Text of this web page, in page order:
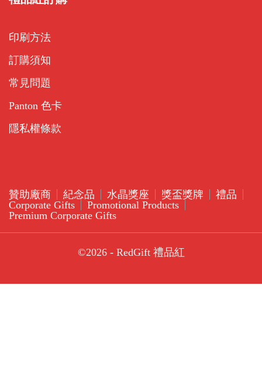
印刷方法
訂購須知
常見問題
Panton 色卡
隱私權條款
贊助廠商 紀念品 水晶獎座 獎盃獎牌
禮品
Corporate Gifts
Promotional Products
Premium Corporate Gifts
©2026 - RedGift 禮品紅